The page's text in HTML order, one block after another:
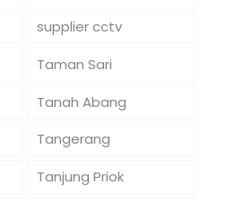
supplier cctv
Taman Sari
Tanah Abang
Tangerang
Tanjung Priok